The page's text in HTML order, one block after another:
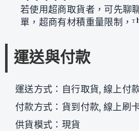
若使用超商取貨者，可先聊
單，超商有材積重量限制，
運送與付款
運送方式：自行取貨, 線上付
付款方式：貨到付款, 線上刷
供貨模式：現貨